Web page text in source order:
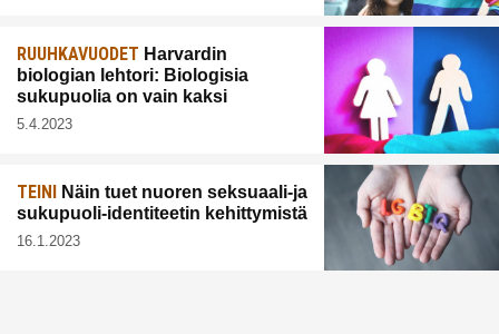
RUUHKAVUODET Harvardin
biologian lehtori: Biologisia
sukupuolia on vain kaksi
5.4.2023
TEINI Näin tuet nuoren seksuaali-ja
sukupuoli-identiteetin kehittymistä
16.1.2023